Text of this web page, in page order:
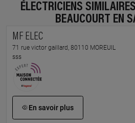
ÉLECTRICIENS
BEAUCOURT EN
MF ELEC
71 rue victor gaillard, 80110 MOREUIL
sss
En savoir plus